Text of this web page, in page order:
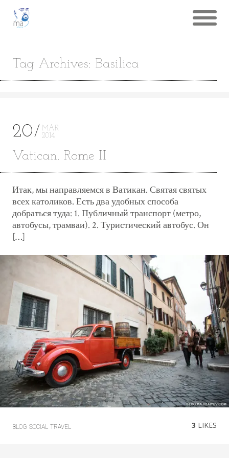
Tag Archives: Basilica
20
MAR
2014
Vatican. Rome II
Итак, мы направляемся в Ватикан. Святая святых
всех католиков. Есть два удобных способа
добраться туда: 1. Публичный транспорт (метро,
автобусы, трамваи). 2. Туристический автобус. Он
[…]
BLOG SOCIAL TRAVEL 3 LIKES